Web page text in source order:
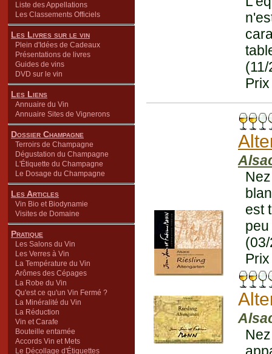
Liste des Appellations
Les Classements Officiels
Les Livres sur le vin
Plein d'Idées de Cadeaux
Présentations de livres
Guides de vins
DVD sur le vin
Les Liens
Annuaire du Vin
Annuaire Sites de Vignerons
Dossier Champagne
Terroirs de Champagne
Dégustation du Champagne
L'Étiquette du Champagne
Le Dosage du Champagne
Les Articles
Vin Bio et Biodynamie
Visites de Domaine
Pratique
Les Salons du Vin
Les Verres à Vin
La Température du Vin
Arômes des Cépages
La Robe du Vin
Qu'est ce qu'un Vin Fermé ?
La Minéralité du Vin
La Réduction
Vin et Carafe
Bouteille entamée
Accords Vin et Mets
Le Décollage d'Étiquettes
est